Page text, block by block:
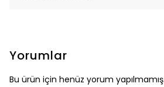
Yorumlar
Bu ürün için henüz yorum yapılmamış.